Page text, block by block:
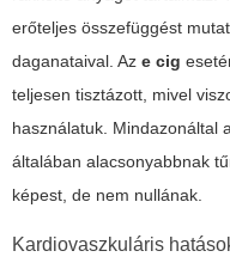
erőteljes összefüggést
daganataival. Az e cig
teljesen tisztázott, mivel
használatuk. Mindazonáltal
általában alacsonyabbnak
képest, de nem nullának.
Kardiovaszkuláris